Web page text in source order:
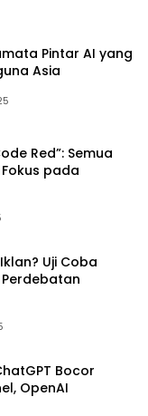
Pintar AI yang
Asia
Red”: Semua
pada
Uji Coba
Perdebatan
Bocor
OpenAI